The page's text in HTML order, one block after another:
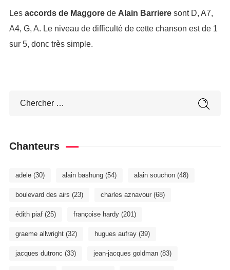
Les accords de Maggorede Alain Barrieresont D, A7,
A4, G, A. Le niveau de difficulté de cette chanson est de 1
sur 5, donc très simple.
Chanteurs
adele(30) alain bashung(54) alain souchon(48)
boulevard des airs (23) charles aznavour(68)
édith piaf(25) françoise hardy(201)
graeme allwright(32) hugues aufray(39)
jacques dutronc (33) jean-jacques goldman(83)